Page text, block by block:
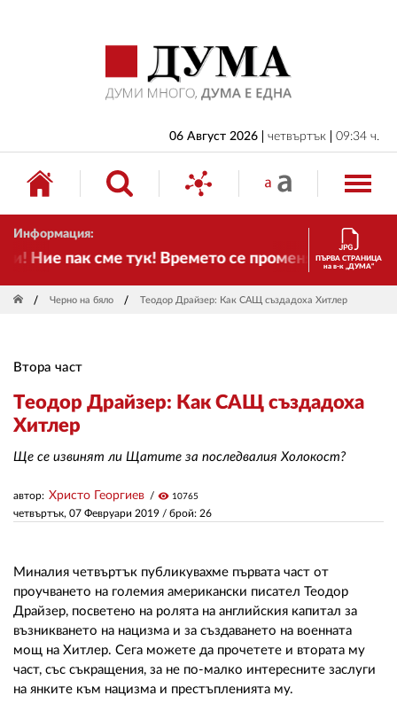
06 Август 2026 четвъртък 09:34 ч.
Информация:
пак сме тук! Времето се променя и налагаПЪРВА СТРАНИЦА
на в-к „ДУМА“
Черно на бяло Теодор Драйзер: Как САЩ създадоха Хитлер
Втора част
Теодор Драйзер: Как САЩ създадоха
Хитлер
Ще се извинят ли Щатите за последвалия Холокост?
четвъртък, 07 Февруари 2019 / брой: 26
автор: Христо Георгиев visibility 10765
Миналия четвъртък публикувахме първата част от
проучването на големия американски писател Теодор
Драйзер, посветено на ролята на английския капитал за
възникването на нацизма и за създаването на военната
мощ на Хитлер. Сега можете да прочетете и втората му
част, със съкращения, за не по-малко интересните заслуги
на янките към нацизма и престъпленията му.
БЪЛГАРИЯ
ИКОНОМИКА
ИЗБОРИ
СВЯТ
РЕДАКЦИЯ
УСЛОВИЯ ЗА ПОЛЗВАНЕ
ПОЛИТИКА ЗА БИСКВИТКИТЕ